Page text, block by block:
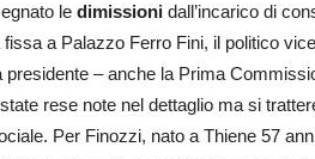
le dimissioni dall’incarico di
a Palazzo Ferro Fini, il politico
– anche la Prima
rese note nel dettaglio ma si
Per Finozzi, nato a Thiene 57